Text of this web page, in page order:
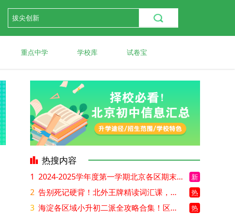
重点中学 学校库 试卷宝
热搜内容
1 2024-2025学年度第一学期北京各区期末考试真题试卷汇总 新
2 告别死记硬背！北外王牌精读词汇课，帮孩子突破英语词汇难关 热
3 海淀各区域小升初二派全攻略合集！区域一至五志愿填报、升学策略详解 热